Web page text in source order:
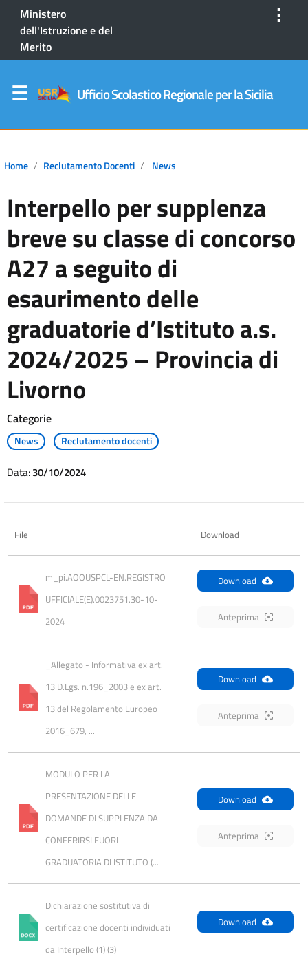
Ministero
dell'Istruzione e del
Merito
⋮
Ufficio Scolastico Regionale per la Sicilia
Home Reclutamento Docenti News
Interpello per supplenza
breve su classe di concorso
A27 a seguito di
esaurimento delle
graduatorie d’Istituto a.s.
2024/2025 – Provincia di
Livorno
Categorie
News Reclutamento docenti
Data:30/10/2024
File Download
m_pi.AOOUSPCL-EN.REGISTRO
UFFICIALE(E).0023751.30-10-
2024
Download
Anteprima
_Allegato - Informativa ex art.
13 D.Lgs. n.196_2003 e ex art.
13 del Regolamento Europeo
2016_679, ...
Download
Anteprima
MODULO PER LA
PRESENTAZIONE DELLE
DOMANDE DI SUPPLENZA DA
CONFERIRSI FUORI
GRADUATORIA DI ISTITUTO (...
Download
Anteprima
Dichiarazione sostitutiva di
certificazione docenti individuati
da Interpello (1) (3)
Download